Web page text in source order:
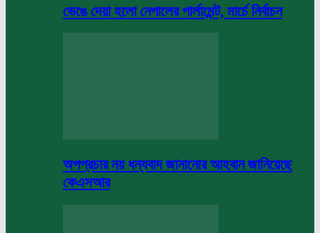
ভেঙে দেয়া হলো নেপালের পার্লামেন্ট, মার্চে নির্বাচন
অপপ্রচার নয় ধন্যবাদ জানানোর আহবান জানিয়েছে
কেএসআর